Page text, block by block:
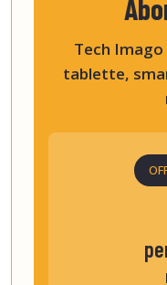
Tech
tablette,